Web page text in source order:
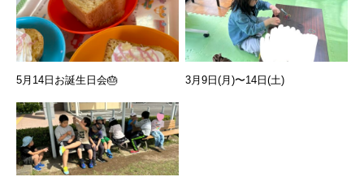
5月14日お誕生日会🎂 3月9日(月)〜14日(土)